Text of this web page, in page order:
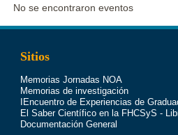
No se encontraron eventos
Sitios
Memorias Jornadas NOA
Memorias de investigación
IEncuentro de Experiencias de
El Saber Científico en la FHCSyS -
Documentación General